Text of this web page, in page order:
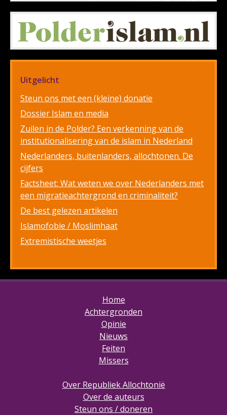
Uitgelicht
Steun ons met een (kleine) donatie
Dossier Islam en media
Zuilen in de Polder? Een verkenning van de
institutionalisering van de islam in Nederland
Nederlanders, buitenlanders, allochtonen. De
cijfers
Factsheet: Wat weten we over Nederlanders met
een migratieachtergrond en criminaliteit?
De best gelezen artikelen
Islamofobie / Moslimhaat
Extremistische weetjes
Home
Achtergronden
Opinie
Nieuws
Feiten
Missers
Over Republiek Allochtonië
Over de auteurs
Steun ons / doneren